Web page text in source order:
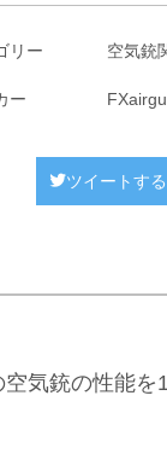
リー 空気銃
ー
ツイートする
気銃の性能を